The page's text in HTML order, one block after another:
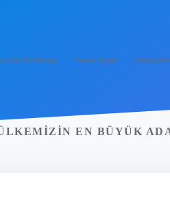
Politikası Yasal Uyarı
EN BÜYÜK